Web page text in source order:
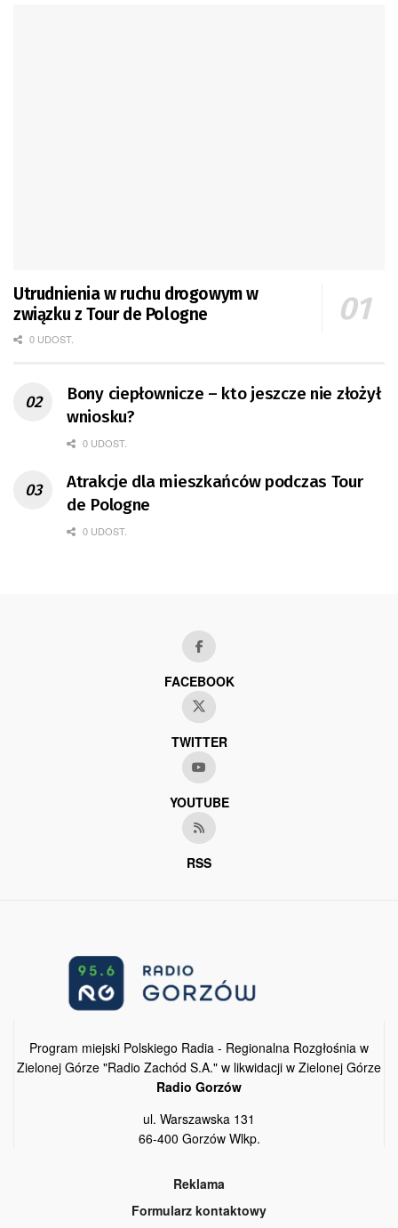
Utrudnienia w ruchu drogowym w
związku z Tour de Pologne
0 UDOST.
Bony ciepłownicze – kto jeszcze nie złożył
wniosku?
0 UDOST.
Atrakcje dla mieszkańców podczas Tour
de Pologne
0 UDOST.
FACEBOOK
TWITTER
YOUTUBE
RSS
Program miejski Polskiego Radia - Regionalna Rozgłośnia w
Zielonej Górze "Radio Zachód S.A." w likwidacji w Zielonej Górze
Radio Gorzów
ul. Warszawska 131
66-400 Gorzów Wlkp.
Reklama
Formularz kontaktowy